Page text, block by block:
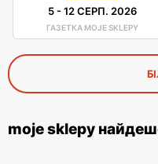
5-12 СЕРП. 2026
ГАЗЕТКА MOJE SKLEPY
moje sklepy